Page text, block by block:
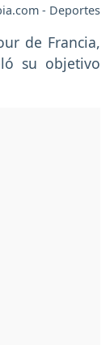
- Deportes
de Francia,
su objetivo